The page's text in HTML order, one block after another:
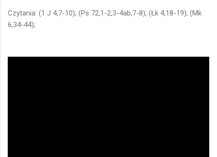
Czytania: (1 J 4,7-10); (Ps 72,1-2,3-4ab,7-8); (Łk 4,18-19); (Mk
6,34-44);